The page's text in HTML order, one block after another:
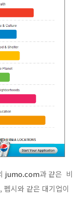
jumo.com과 같은 비
시와 같은 대기업이